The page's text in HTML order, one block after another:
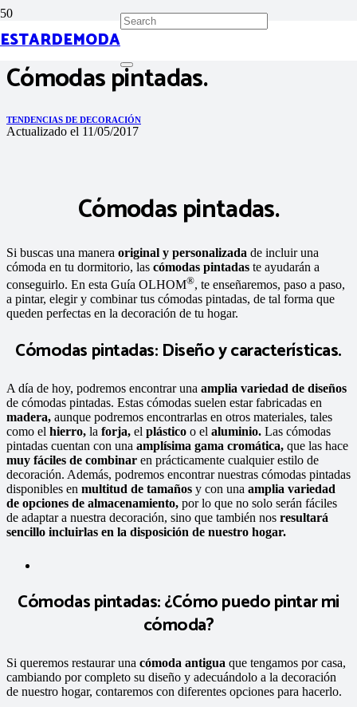
ESTARDEMODA
Cómodas pintadas.
TENDENCIAS DE DECORACIÓN
Actualizado el 11/05/2017
Cómodas pintadas.
Si buscas una manera original y personalizada de incluir una
cómoda en tu dormitorio, las cómodas pintadas te ayudarán a
conseguirlo. En esta Guía OLHOM®, te enseñaremos, paso a paso,
a pintar, elegir y combinar tus cómodas pintadas, de tal forma que
queden perfectas en la decoración de tu hogar.
Cómodas pintadas: Diseño y características.
A día de hoy, podremos encontrar una amplia variedad de diseños
de cómodas pintadas. Estas cómodas suelen estar fabricadas en
madera, aunque podremos encontrarlas en otros materiales, tales
como el hierro, la forja, el plástico o el aluminio. Las cómodas
pintadas cuentan con una amplísima gama cromática, que las hace
muy fáciles de combinar en prácticamente cualquier estilo de
decoración. Además, podremos encontrar nuestras cómodas pintadas
disponibles en multitud de tamaños y con una amplia variedad
de opciones de almacenamiento, por lo que no solo serán fáciles
de adaptar a nuestra decoración, sino que también nos resultará
sencillo incluirlas en la disposición de nuestro hogar.
Cómodas pintadas: ¿Cómo puedo pintar mi
cómoda?
Si queremos restaurar una cómoda antigua que tengamos por casa,
cambiando por completo su diseño y adecuándolo a la decoración
de nuestro hogar, contaremos con diferentes opciones para hacerlo.